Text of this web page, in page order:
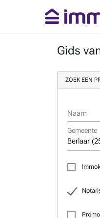
Gids
ZOEK EEN
Naam
Gemeente